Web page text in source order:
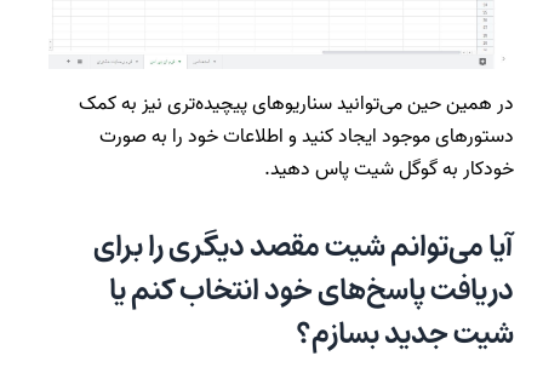
در همین حین می‌توانید سناریوهای پیچیده‌تری نیز به کمک
دستورهای موجود ایجاد کنید و اطلاعات خود را به صورت
خودکار به گوگل شیت پاس دهید.
آیا می‌توانم شیت مقصد دیگری را برای
دریافت پاسخ‌های خود انتخاب کنم یا
شیت جدید بسازم؟